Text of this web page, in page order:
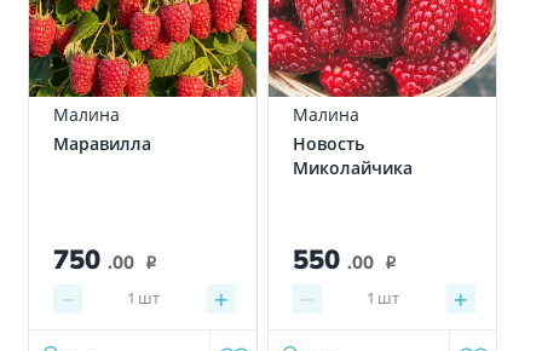
Малина
Маравилла
750 .00 i
− +
1 шт
Малина
Новость
Миколайчика
550 .00 i
− +
1 шт